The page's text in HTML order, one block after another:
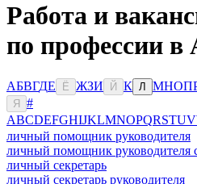
Работа и
по профессии в
АБВГДЕ Ё ЖЗИ Й К Л МНОП
Я
#
ABCDEFGHIJKLMNOPQRSTUV
личный помощник руководителя
личный помощник руководителя
личный секретарь
личный секретарь руководителя